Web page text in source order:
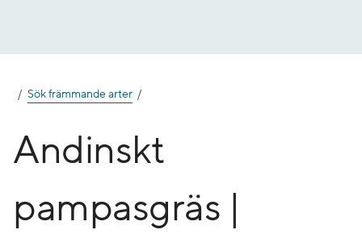
Sök främmande arter
Andinskt
pampasgräs |